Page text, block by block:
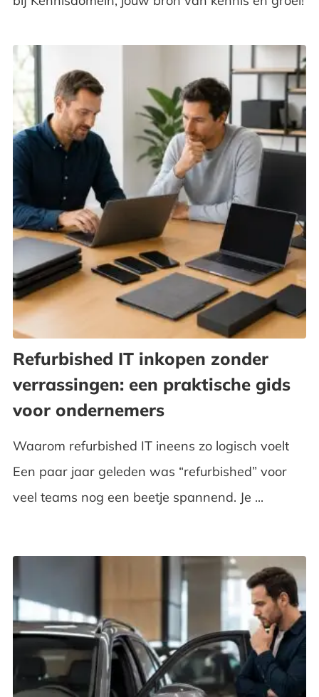
Refurbished IT inkopen zonder
verrassingen: een praktische gids
voor ondernemers
Waarom refurbished IT ineens zo logisch voelt
Een paar jaar geleden was “refurbished” voor
veel teams nog een beetje spannend. Je ...